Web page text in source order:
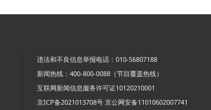
违法和不良信息举报电话：010-56807188
新闻热线：400-800-0088（节目覆盖热线）
互联网新闻信息服务许可证10120210001
京ICP备2021013708号 京公网安备11010602007741